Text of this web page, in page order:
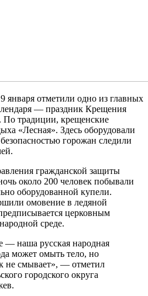
января отметили одно из главных
— праздник Крещения
По традиции, крещенские
«Лесная». Здесь оборудовали
горожан следили
гражданской защиты
около 200 человек побывали
оборудованной купели.
омовение в ледяной
церковным
среде.
— наша русская народная
может омыть тело, но
не смывает», — отметил
городского округа